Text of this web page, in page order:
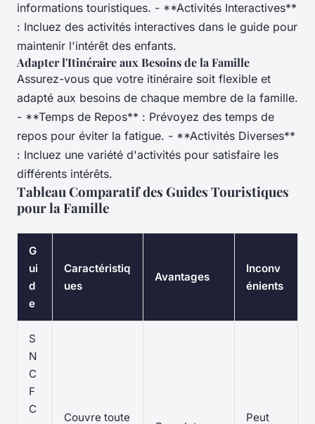
informations touristiques. - **Activités Interactives**
: Incluez des activités interactives dans le guide pour
maintenir l'intérêt des enfants.
Adapter l'Itinéraire aux Besoins de la Famille
Assurez-vous que votre itinéraire soit flexible et
adapté aux besoins de chaque membre de la famille.
- **Temps de Repos** : Prévoyez des temps de
repos pour éviter la fatigue. - **Activités Diverses**
: Incluez une variété d'activités pour satisfaire les
différents intérêts.
Tableau Comparatif des Guides Touristiques
pour la Famille
G
ui
d
e
Caractéristiq
ues
Avantages
Inconv
énients
S
N
C
F
C
Couvre toute
Peut